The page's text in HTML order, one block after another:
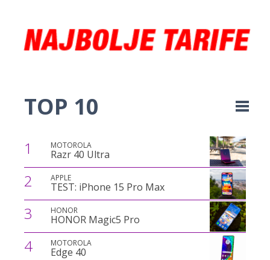
TOP 10
1 MOTOROLA
Razr 40 Ultra
2 APPLE
TEST: iPhone 15 Pro Max
3 HONOR
HONOR Magic5 Pro
4 MOTOROLA
Edge 40